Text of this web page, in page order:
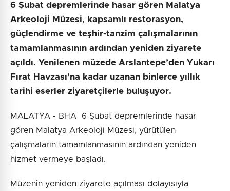
6 Şubat depremlerinde hasar gören Malatya
Arkeoloji Müzesi, kapsamlı restorasyon,
güçlendirme ve teşhir-tanzim çalışmalarının
tamamlanmasının ardından yeniden ziyarete
açıldı. Yenilenen müzede Arslantepe’den Yukarı
Fırat Havzası’na kadar uzanan binlerce yıllık
tarihi eserler ziyaretçilerle buluşuyor.
MALATYA - BHA 6 Şubat depremlerinde hasar
gören Malatya Arkeoloji Müzesi, yürütülen
çalışmaların tamamlanmasının ardından yeniden
hizmet vermeye başladı.
Müzenin yeniden ziyarete açılması dolayısıyla